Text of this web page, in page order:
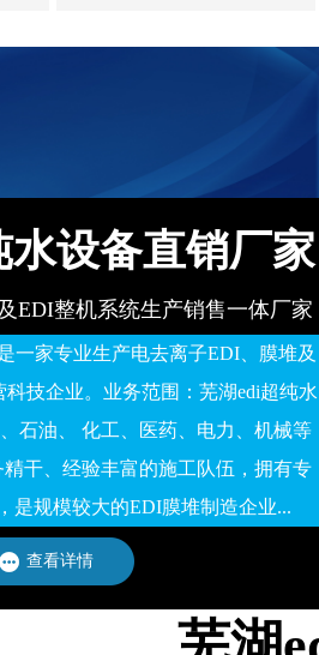
设
水设备直销厂家
EDI整机系统生产销售一体厂家
一家专业生产电去离子EDI、膜堆及
技企业。业务范围：芜湖edi超纯水
石油、 化工、医药、电力、机械等
干、经验丰富的施工队伍，拥有专
是规模较大的EDI膜堆制造企业...
查看详情